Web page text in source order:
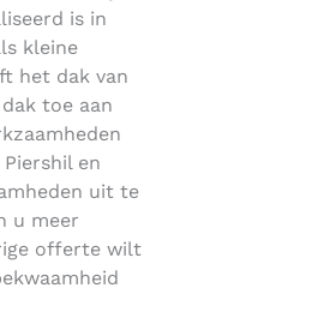
is in
kleine
het dak van
toe aan
en
uit te
u meer
offerte wilt